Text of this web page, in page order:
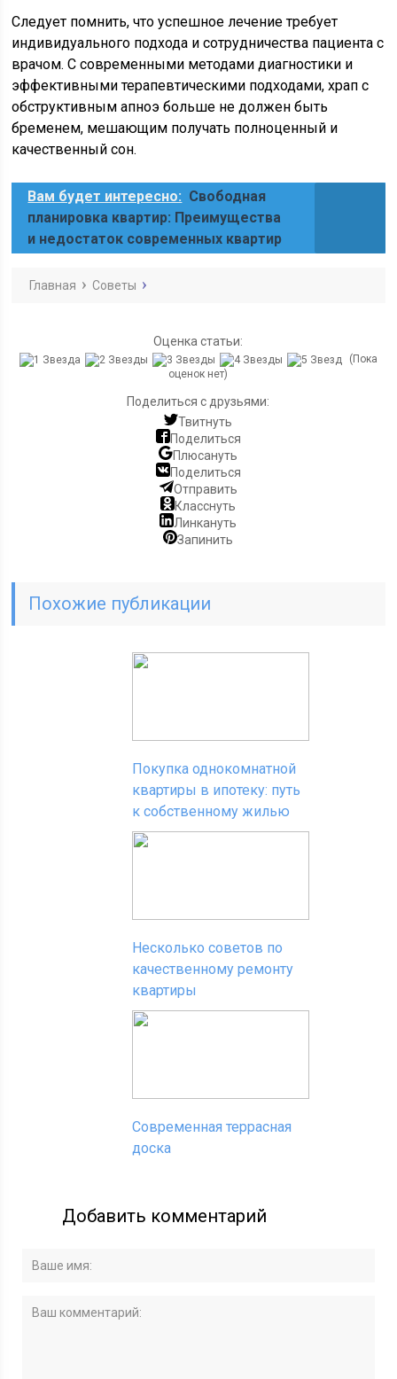
Следует помнить, что успешное лечение требует
индивидуального подхода и сотрудничества пациента с
врачом. С современными методами диагностики и
эффективными терапевтическими подходами, храп с
обструктивным апноэ больше не должен быть
бременем, мешающим получать полноценный и
качественный сон.
Вам будет интересно: Свободная
планировка квартир: Преимущества
и недостаток современных квартир
Главная Советы
Оценка статьи:
(Пока
оценок нет)
Поделиться с друзьями:
Твитнуть
Поделиться
Плюсануть
Поделиться
Отправить
Класснуть
Линкануть
Запинить
Похожие публикации
Покупка однокомнатной
квартиры в ипотеку: путь
к собственному жилью
Несколько советов по
качественному ремонту
квартиры
Современная террасная
доска
Добавить комментарий